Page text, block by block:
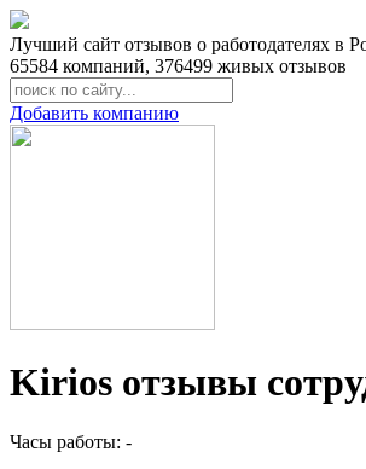
Лучший сайт отзывов о работодателях в
65584 компаний, 376499 живых отзывов
Добавить компанию
Kirios отзывы
Часы работы: -